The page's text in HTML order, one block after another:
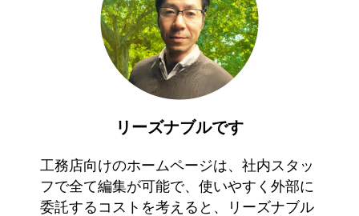
リーズナブルです
工務店向けのホームページは、社内スタッ
フで全て編集が可能で、使いやすく外部に
委託するコストを考えると、リーズナブル